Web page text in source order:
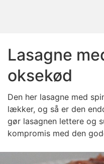
Lasagne
oksekød
Den her lasagne med
lækker, og så er den
gør lasagnen lettere og
kompromis med den